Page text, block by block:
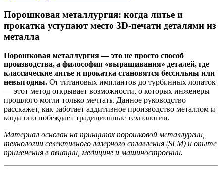
Порошковая металлургия: когда литье и
прокатка уступают место 3D-печати деталями из
металла
Порошковая металлургия — это не просто способ
производства, а философия «выращивания» деталей, где
классические литье и прокатка становятся бессильны или
невыгодны. От титановых имплантов до турбинных лопаток
— этот метод открывает возможности, о которых инженеры
прошлого могли только мечтать. Данное руководство
расскажет, как работает аддитивное производство металлом и
когда оно побеждает традиционные технологии.
Материал основан на принципах порошковой металлургии,
технологии селективного лазерного сплавления (SLM) и опыте
применения в авиации, медицине и машиностроении.